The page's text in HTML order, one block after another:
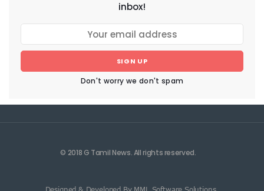
inbox!
SIGN UP
Don't worry we don't spam
© 2018 G Tamil News. All rights reserved.